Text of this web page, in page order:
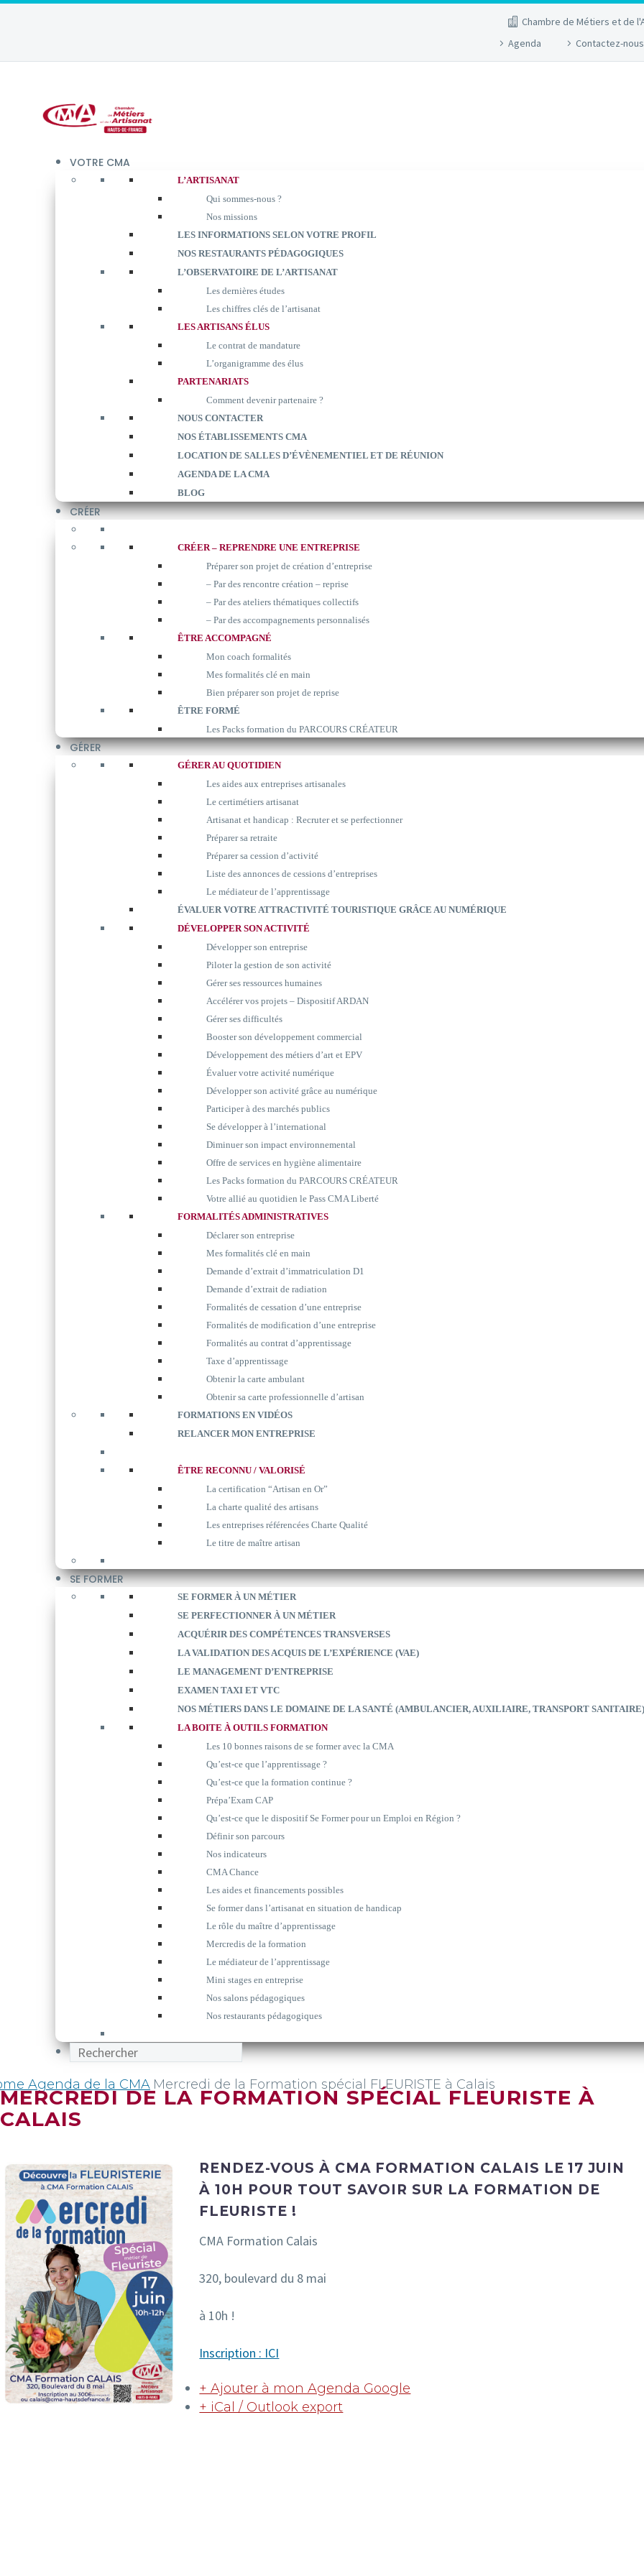
Chambre de Métiers et de
Agenda
Contactez-nous
VOTRE CMA
L’ARTISANAT
Qui sommes-nous ?
Nos missions
LES INFORMATIONS SELON VOTRE PROFIL
NOS RESTAURANTS PÉDAGOGIQUES
L’OBSERVATOIRE DE L’ARTISANAT
Les dernières études
Les chiffres clés de l’artisanat
LES ARTISANS ÉLUS
Le contrat de mandature
L’organigramme des élus
PARTENARIATS
Comment devenir partenaire ?
NOUS CONTACTER
NOS ÉTABLISSEMENTS CMA
LOCATION DE SALLES D’ÉVÈNEMENTIEL ET DE RÉUNION
AGENDA DE LA CMA
BLOG
CRÉER
CRÉER – REPRENDRE UNE ENTREPRISE
Préparer son projet de création d’entreprise
– Par des rencontre création – reprise
– Par des ateliers thématiques collectifs
– Par des accompagnements personnalisés
ÊTRE ACCOMPAGNÉ
Mon coach formalités
Mes formalités clé en main
Bien préparer son projet de reprise
ÊTRE FORMÉ
Les Packs formation du PARCOURS CRÉATEUR
GÉRER
GÉRER AU QUOTIDIEN
Les aides aux entreprises artisanales
Le certimétiers artisanat
Artisanat et handicap : Recruter et se perfectionner
Préparer sa retraite
Préparer sa cession d’activité
Liste des annonces de cessions d’entreprises
Le médiateur de l’apprentissage
ÉVALUER VOTRE ATTRACTIVITÉ TOURISTIQUE GRÂCE AU NUMÉRIQUE
DÉVELOPPER SON ACTIVITÉ
Développer son entreprise
Piloter la gestion de son activité
Gérer ses ressources humaines
Accélérer vos projets – Dispositif ARDAN
Gérer ses difficultés
Booster son développement commercial
Développement des métiers d’art et EPV
Évaluer votre activité numérique
Développer son activité grâce au numérique
Participer à des marchés publics
Se développer à l’international
Diminuer son impact environnemental
Offre de services en hygiène alimentaire
Les Packs formation du PARCOURS CRÉATEUR
Votre allié au quotidien le Pass CMA Liberté
FORMALITÉS ADMINISTRATIVES
Déclarer son entreprise
Mes formalités clé en main
Demande d’extrait d’immatriculation D1
Demande d’extrait de radiation
Formalités de cessation d’une entreprise
Formalités de modification d’une entreprise
Formalités au contrat d’apprentissage
Taxe d’apprentissage
Obtenir la carte ambulant
Obtenir sa carte professionnelle d’artisan
FORMATIONS EN VIDÉOS
RELANCER MON ENTREPRISE
ÊTRE RECONNU / VALORISÉ
La certification “Artisan en Or”
La charte qualité des artisans
Les entreprises référencées Charte Qualité
Le titre de maître artisan
SE FORMER
SE FORMER À UN MÉTIER
SE PERFECTIONNER À UN MÉTIER
ACQUÉRIR DES COMPÉTENCES TRANSVERSES
LA VALIDATION DES ACQUIS DE L’EXPÉRIENCE (VAE)
LE MANAGEMENT D’ENTREPRISE
EXAMEN TAXI ET VTC
NOS MÉTIERS DANS LE DOMAINE DE LA SANTÉ (AMBULANCIER, AUXILIAIRE, TRANSPORT SANITAIRE)
LA BOITE À OUTILS FORMATION
Les 10 bonnes raisons de se former avec la CMA
Qu’est-ce que l’apprentissage ?
Qu’est-ce que la formation continue ?
Prépa’Exam CAP
Qu’est-ce que le dispositif Se Former pour un Emploi en Région ?
Définir son parcours
Nos indicateurs
CMA Chance
Les aides et financements possibles
Se former dans l’artisanat en situation de handicap
Le rôle du maître d’apprentissage
Mercredis de la formation
Le médiateur de l’apprentissage
Mini stages en entreprise
Nos salons pédagogiques
Nos restaurants pédagogiques
Agenda de la CMA Mercredi de la Formation spécial FLEURISTE à Calais
MERCREDI DE LA FORMATION SPÉCIAL FLEURISTE À
CALAIS
RENDEZ-VOUS À CMA FORMATION CALAIS LE 17 JUIN
À 10H POUR TOUT SAVOIR SUR LA FORMATION DE
FLEURISTE !
CMA Formation Calais
320, boulevard du 8 mai
à 10h !
Inscription : ICI
+ Ajouter à mon Agenda Google
+ iCal / Outlook export